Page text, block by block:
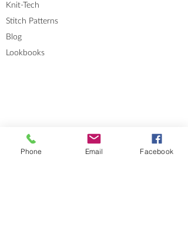
Knit-Tech
Stitch Patterns
Blog
Lookbooks
Errata
Sizes and Measurements
Phone Email Facebook